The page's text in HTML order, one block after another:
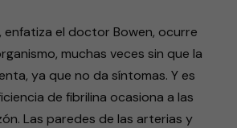
enfatiza el doctor Bowen, ocurre
muchas veces sin que la
ya que no da síntomas. Y es
de fibrilina ocasiona a las
Las paredes de las arterias y